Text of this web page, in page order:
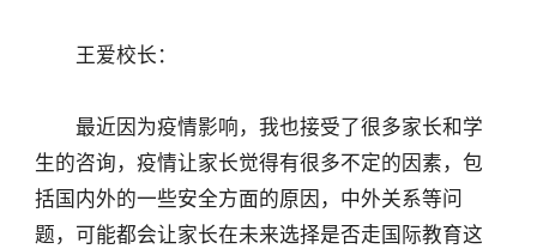
王爱校长：
最近因为疫情影响，我也接受了很多家长和学
生的咨询，疫情让家长觉得有很多不定的因素，包
括国内外的一些安全方面的原因，中外关系等问
题，可能都会让家长在未来选择是否走国际教育这